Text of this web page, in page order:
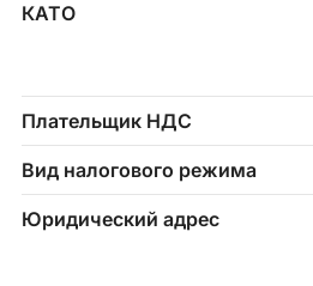
КАТО
Плательщик НДС
Вид налогового режима
Юридический адрес